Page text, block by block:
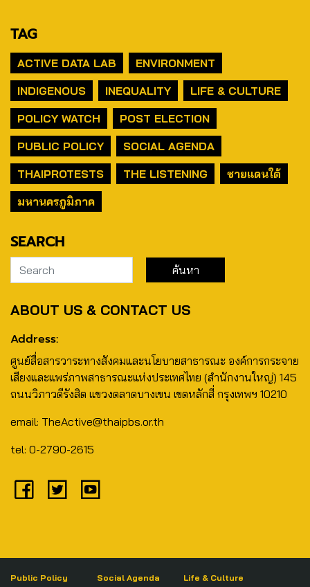
TAG
ACTIVE DATA LAB
ENVIRONMENT
INDIGENOUS
INEQUALITY
LIFE & CULTURE
POLICY WATCH
POST ELECTION
PUBLIC POLICY
SOCIAL AGENDA
THAIPROTESTS
THE LISTENING
ชายแดนใต้
มหานครภูมิภาค
SEARCH
ABOUT US & CONTACT US
Address:
ศูนย์สื่อสารวาระทางสังคมและนโยบายสาธารณะ องค์การกระจาย
เสียงและแพร่ภาพสาธารณะแห่งประเทศไทย (สำนักงานใหญ่) 145
ถนนวิภาวดีรังสิต แขวงตลาดบางเขน เขตหลักสี่ กรุงเทพฯ 10210
email: TheActive@thaipbs.or.th
tel: 0-2790-2615
Public Policy
Social Agenda
Life & Culture